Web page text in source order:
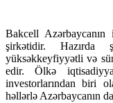
Bakcell
şirkətidir.
yüksəkkeyfiyyətli və
edir. Ölkə
investorlarından biri
həllərlə Azərbaycanın